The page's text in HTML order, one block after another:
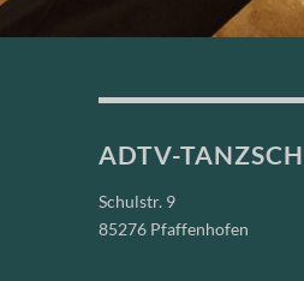
ADTV-
Schulstr. 9
85276 Pfaffenhofen